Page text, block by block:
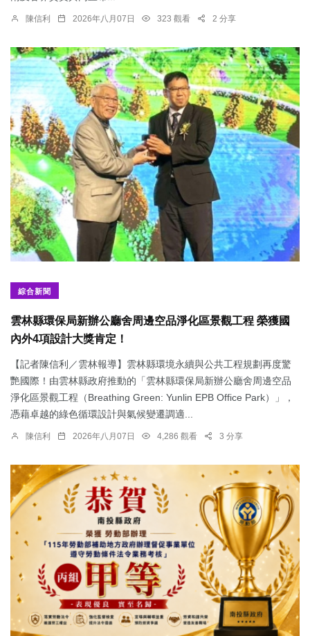
陳信利 2026年八月07日 323 觀看 2 分享
綜合新聞
雲林縣環保局新辦公廳舍周邊空品淨化區景觀工程 榮獲國
內外4項設計大獎肯定！
【記者陳信利／雲林報導】雲林縣環境永續與公共工程規劃再度驚
艷國際！由雲林縣政府推動的「雲林縣環保局新辦公廳舍周邊空品
淨化區景觀工程（Breathing Green: Yunlin EPB Office Park）」，
憑藉卓越的綠色循環設計與氣候變遷調適...
陳信利 2026年八月07日 4,286 觀看 3 分享